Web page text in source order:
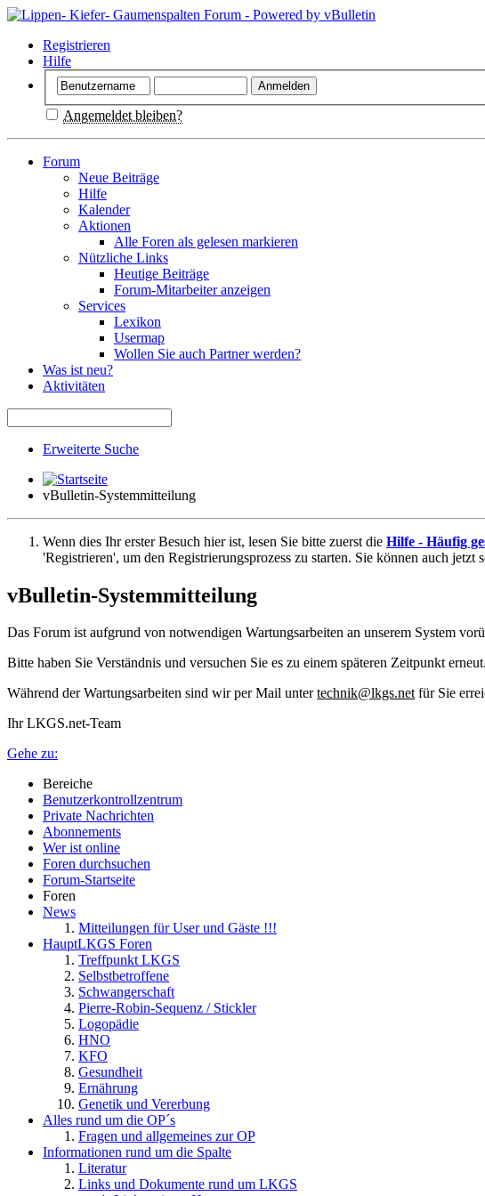
Registrieren
Hilfe
Angemeldet bleiben?
Forum
Neue Beiträge
Hilfe
Kalender
Aktionen
Alle Foren als gelesen markieren
Nützliche Links
Heutige Beiträge
Forum-Mitarbeiter anzeigen
Services
Lexikon
Usermap
Wollen Sie auch Partner werden?
Was ist neu?
Aktivitäten
Erweiterte Suche
vBulletin-Systemmitteilung
Wenn dies Ihr erster Besuch hier ist, lesen Sie bitte zuerst die Hilfe - Häufig
'Registrieren', um den Registrierungsprozess zu starten. Sie können auch
vBulletin-Systemmitteilung
Das Forum ist aufgrund von notwendigen Wartungsarbeiten an unserem System
Bitte haben Sie Verständnis und versuchen Sie es zu einem späteren Zeitpunkt erneut.
Während der Wartungsarbeiten sind wir per Mail untertechnik@lkgs.netfür Sie
Ihr LKGS.net-Team
Gehe zu:
Bereiche
Benutzerkontrollzentrum
Private Nachrichten
Abonnements
Wer ist online
Foren durchsuchen
Forum-Startseite
Foren
News
Mitteilungen für User und Gäste !!!
HauptLKGS Foren
Treffpunkt LKGS
Selbstbetroffene
Schwangerschaft
Pierre-Robin-Sequenz / Stickler
Logopädie
HNO
KFO
Gesundheit
Ernährung
Genetik und Vererbung
Alles rund um die OP´s
Fragen und allgemeines zur OP
Informationen rund um die Spalte
Literatur
Links und Dokumente rund um LKGS